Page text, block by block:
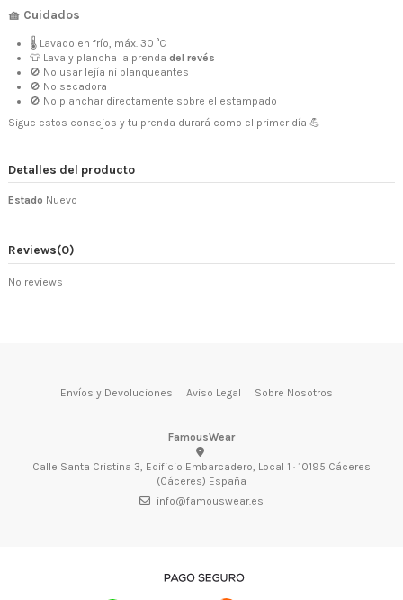
🧺 Cuidados
🌡 Lavado en frío, máx. 30 °C
👕 Lava y plancha la prenda del revés
🚫 No usar lejía ni blanqueantes
🚫 No secadora
🚫 No planchar directamente sobre el estampado
Sigue estos consejos y tu prenda durará como el primer día 💪
Detalles del producto
Estado Nuevo
Reviews(0)
No reviews
Envíos y Devoluciones Aviso Legal Sobre Nosotros
FamousWear
Calle Santa Cristina 3, Edificio Embarcadero, Local 1 · 10195 Cáceres
(Cáceres) España
info@famouswear.es